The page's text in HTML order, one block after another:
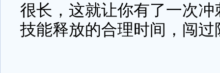
很长，这就让你有了一次
技能释放的合理时间，闯